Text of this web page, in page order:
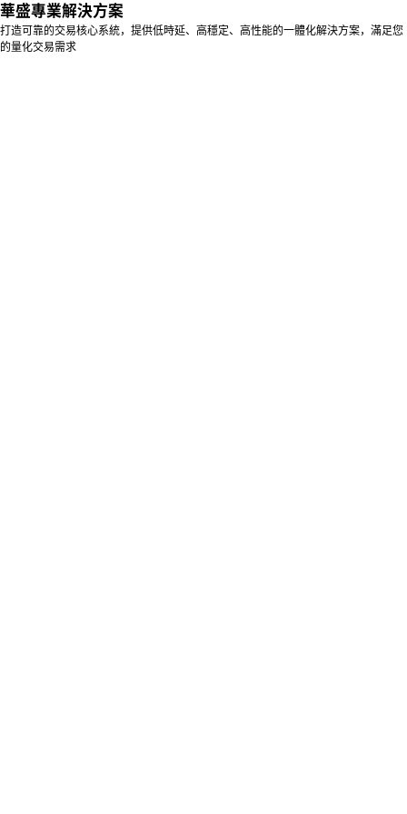
華盛專業解決方案
打造可靠的交易核心系統，提供低時延、高穩定、高性能的一體化解決方案，滿足您
的量化交易需求